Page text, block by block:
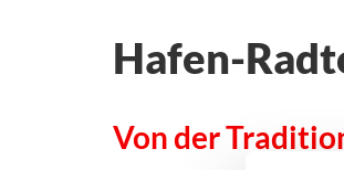
Hafen-
Von der